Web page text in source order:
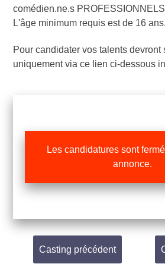
comédien.ne.s
L'âge minimum requis est de 16 ans.
Pour candidater vos talents devront
uniquement via ce lien ci-dessous
Les candidatures sont
annonce.
Casting précédent